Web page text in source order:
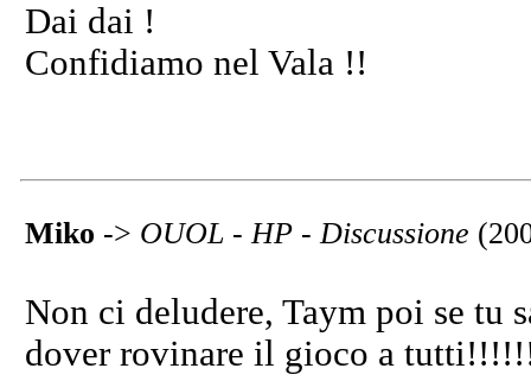
Dai dai !
Confidiamo nel Vala !!
Miko -> OUOL - HP - Discussione
Non ci deludere, Taym poi se
dover rovinare il gioco a